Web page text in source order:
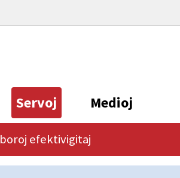
Servoj Medioj
efektivigitaj